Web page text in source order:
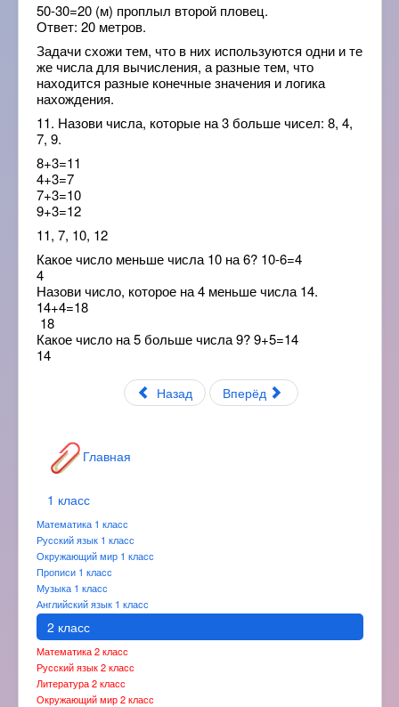
50-30=20 (м) проплыл второй пловец.
Ответ: 20 метров.
Задачи схожи тем, что в них используются одни и те
же числа для вычисления, а разные тем, что
находится разные конечные значения и логика
нахождения.
11. Назови числа, которые на 3 больше чисел: 8, 4,
7, 9.
8+3=11
4+3=7
7+3=10
9+3=12
11, 7, 10, 12
Какое число меньше числа 10 на 6? 10-6=4
4
Назови число, которое на 4 меньше числа 14.
14+4=18
18
Какое число на 5 больше числа 9? 9+5=14
14
Назад Вперёд
Главная
1 класс
Математика 1 класс
Русский язык 1 класс
Окружающий мир 1 класс
Прописи 1 класс
Музыка 1 класс
Английский язык 1 класс
2 класс
Математика 2 класс
Русский язык 2 класс
Литература 2 класс
Окружающий мир 2 класс